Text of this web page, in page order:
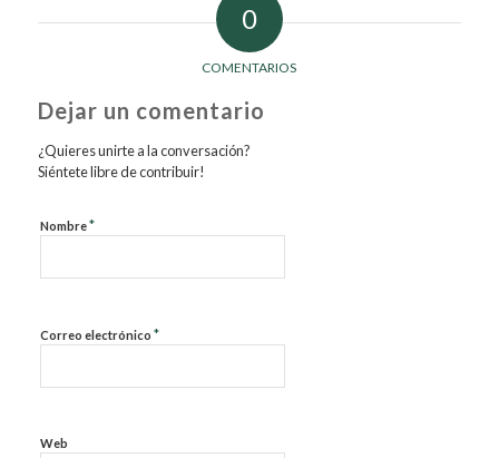
0
COMENTARIOS
Dejar un comentario
¿Quieres unirte a la conversación?
Siéntete libre de contribuir!
Nombre*
Correo electrónico *
Web